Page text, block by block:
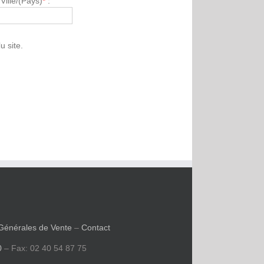
site.
de Vente – Contact
– Fax: 02 40 54 87 75